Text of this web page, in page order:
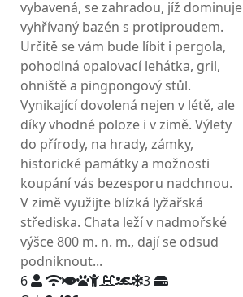
vybavená, se zahradou, jíž dominuje
vyhřívaný bazén s protiproudem.
Určitě se vám bude líbit i pergola,
pohodlná opalovací lehátka, gril,
ohniště a pingpongový stůl.
Vynikající dovolená nejen v létě, ale
díky vhodné poloze i v zimě. Výlety
do přírody, na hrady, zámky,
historické památky a možnosti
koupání vás bezesporu nadchnou.
V zimě využijte blízká lyžařská
střediska. Chata leží v nadmořské
výšce 800 m. n. m., dají se odsud
podniknout...
6
3